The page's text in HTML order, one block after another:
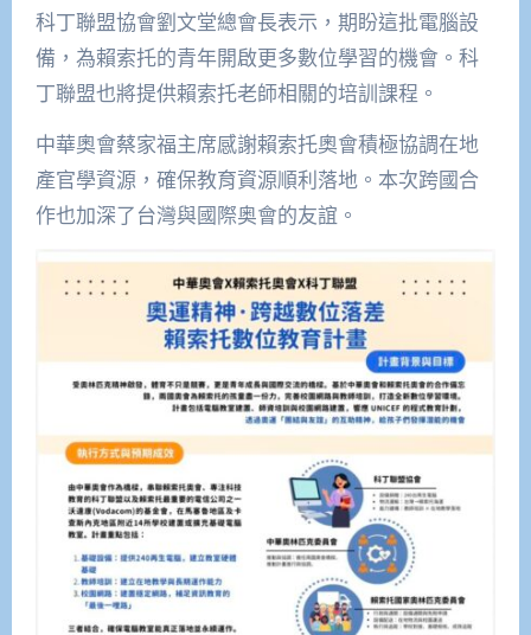
科丁聯盟協會劉文堂總會長表示，期盼這批電腦設
備，為賴索托的青年開啟更多數位學習的機會。科
丁聯盟也將提供賴索托老師相關的培訓課程。
中華奧會蔡家福主席感謝賴索托奧會積極協調在地
產官學資源，確保教育資源順利落地。本次跨國合
作也加深了台灣與國際奥會的友誼。